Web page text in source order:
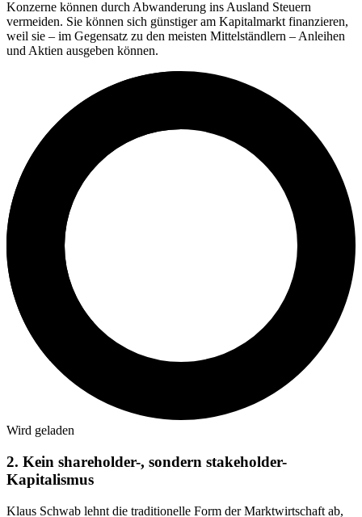
Konzerne können durch Abwanderung ins Ausland Steuern
vermeiden. Sie können sich günstiger am Kapitalmarkt finanzieren,
weil sie – im Gegensatz zu den meisten Mittelständlern – Anleihen
und Aktien ausgeben können.
Wird geladen
2. Kein shareholder-, sondern stakeholder-
Kapitalismus
Klaus Schwab lehnt die traditionelle Form der Marktwirtschaft ab,